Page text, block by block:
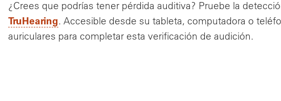
¿Crees que podrías tener pérdida auditiva? Pruebe la
TruHearing. Accesible desde su tableta, computadora o
auriculares para completar esta verificación de audición.